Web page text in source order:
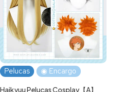
Pelucas ◉ Encargo
Haikyuu Pelucas Cosplay【A】